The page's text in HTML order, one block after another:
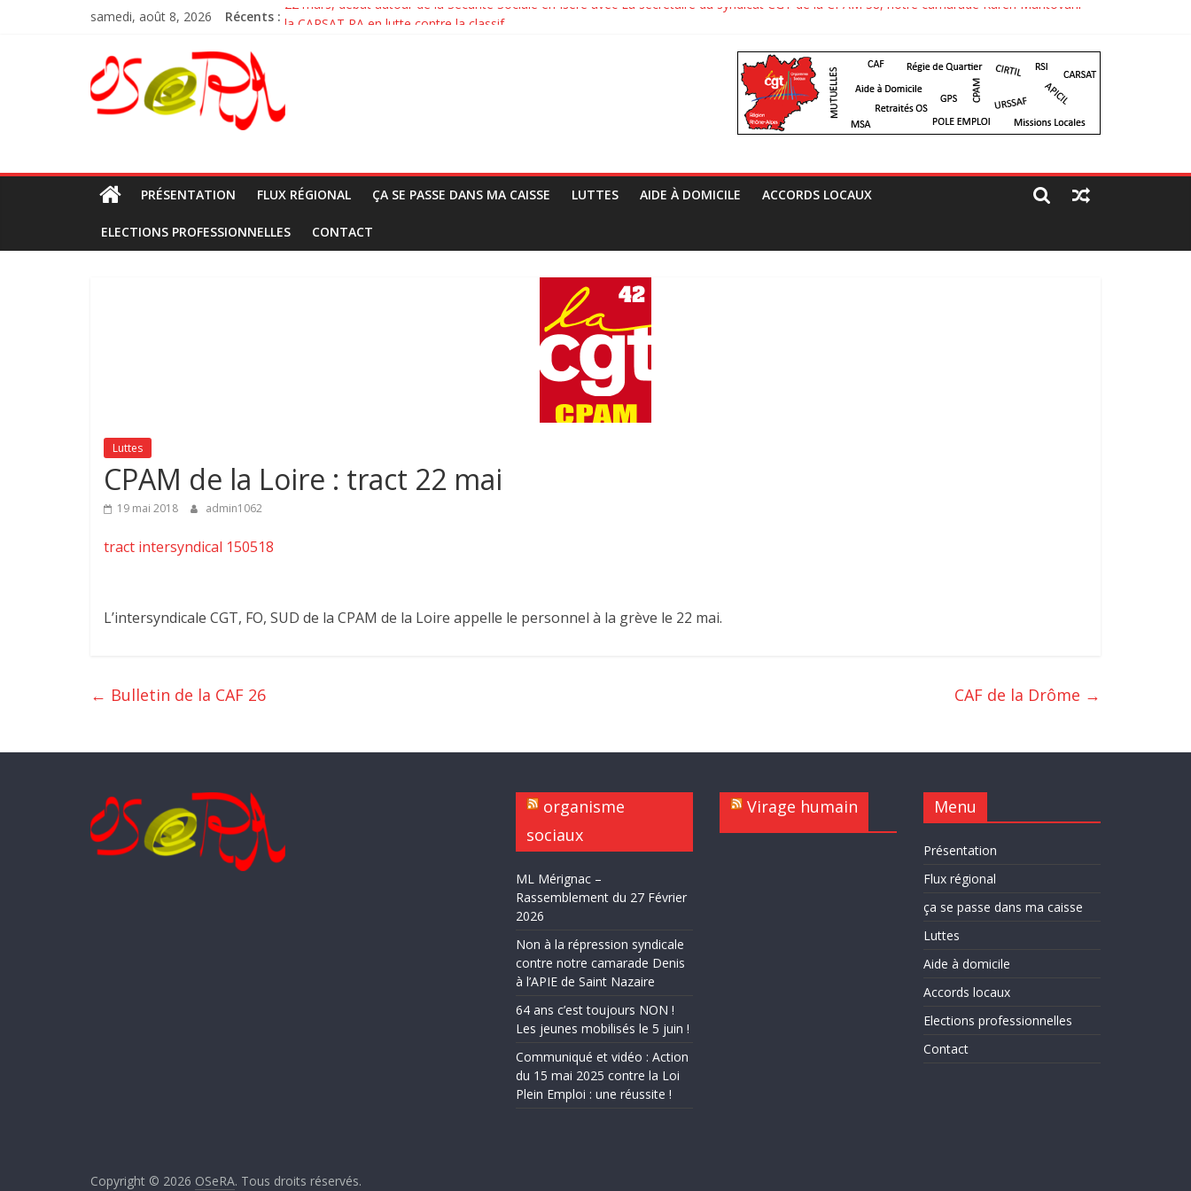
samedi, août 8, 2026 Récents : 22 mars, débat autour de la Sécurité Sociale en Isère avec La secrétaire du syndicat CGT de la CPAM 38, notre camarade Karen Mantovani
Pour la venue de M Grivel, Directeur de la CNAF, le syndicat CGT de la CAF 38 lui a préparé un jolie comité d’accueil, bravo aux camarades
OSeRA
osera
PRÉSENTATION FLUX RÉGIONAL ÇA SE PASSE DANS MA CAISSE LUTTES AIDE À DOMICILE ACCORDS LOCAUX
ELECTIONS PROFESSIONNELLES CONTACT
Luttes
CPAM de la Loire : tract 22 mai
19 mai 2018 admin1062
tract intersyndical 150518
L’intersyndicale CGT, FO, SUD de la CPAM de la Loire appelle le personnel à la grève le 22 mai.
← Bulletin de la CAF 26 CAF de la Drôme →
organisme
sociaux
ML Mérignac –
Rassemblement du 27 Février
2026
Non à la répression syndicale
contre notre camarade Denis
à l’APIE de Saint Nazaire
64 ans c’est toujours NON !
Les jeunes mobilisés le 5 juin !
Communiqué et vidéo : Action
du 15 mai 2025 contre la Loi
Plein Emploi : une réussite !
Virage humain Menu
Présentation
Flux régional
ça se passe dans ma caisse
Luttes
Aide à domicile
Accords locaux
Elections professionnelles
Contact
Copyright © 2026 OSeRA. Tous droits réservés.